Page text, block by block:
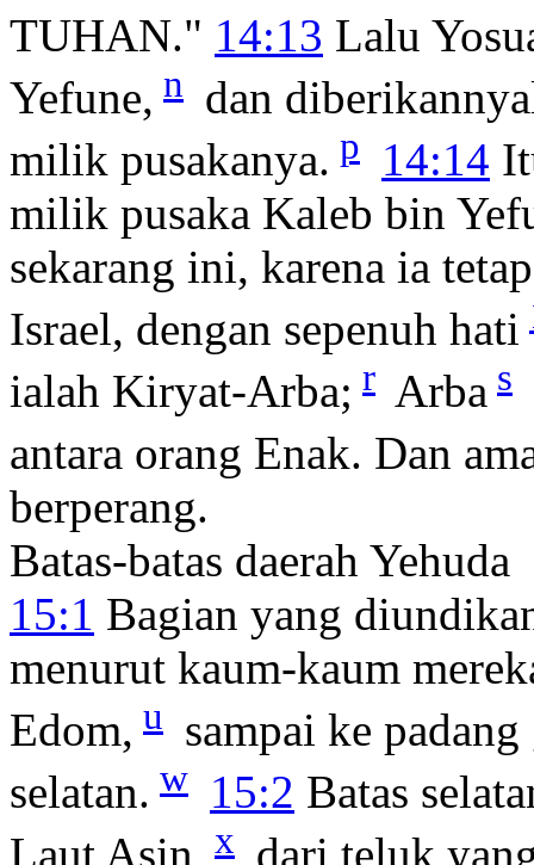
TUHAN." 14:13 Lalu
Yefune, n dan
milik pusakanya. p 14:14
milik pusaka Kaleb bin
sekarang ini, karena ia
Israel, dengan sepenuh hati
ialah Kiryat-Arba; r Arba s
antara orang Enak. Dan
berperang.
Batas-batas daerah Yehuda
15:1 Bagian yang
menurut kaum-kaum
Edom, u
sampai ke
selatan. w 15:2 Batas
Laut Asin, x dari teluk